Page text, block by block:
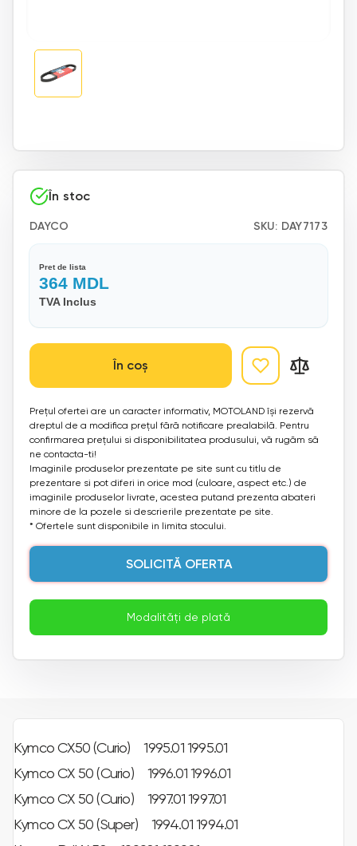
În stoc
DAYCO SKU: DAY7173
Pret de lista
364 MDL
TVA Inclus
În coș
Prețul ofertei are un caracter informativ, MOTOLAND își rezervă
dreptul de a modifica prețul fără notificare prealabilă. Pentru
confirmarea prețului si disponibilitatea produsului, vă rugăm să
ne contacta-ti!
Imaginile produselor prezentate pe site sunt cu titlu de
prezentare si pot diferi in orice mod (culoare, aspect etc.) de
imaginile produselor livrate, acestea putand prezenta abateri
minore de la pozele si descrierile prezentate pe site.
* Ofertele sunt disponibile in limita stocului.
SOLICITĂ OFERTA
Modalități de plată
Kymco CX50 (Curio) 1995.01 1995.01
Kymco CX 50 (Curio) 1996.01 1996.01
Kymco CX 50 (Curio) 1997.01 1997.01
Kymco CX 50 (Super) 1994.01 1994.01